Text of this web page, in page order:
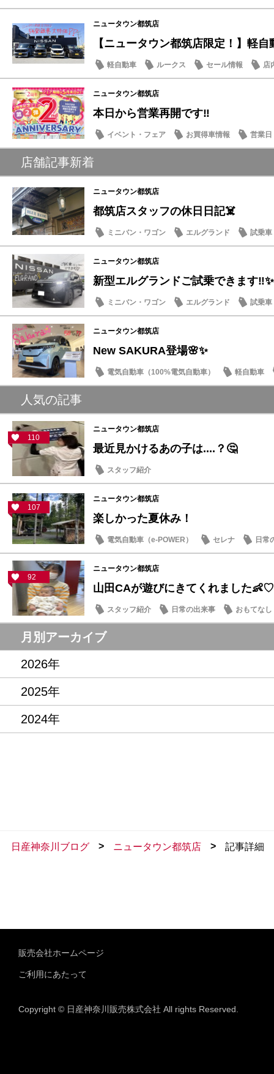
ニュータウン都筑店
【ニュータウン都筑店限定！】軽
軽自動車 ルークス セール情報 店
ニュータウン都筑店
本日から営業再開です‼️
イベント・フェア お買得車情報
営業日
日産のお店
店舗記事新着
ニュータウン都筑店
都筑店スタッフの休日日記☠️
ミニバン・ワゴン エルグランド
試乗車
豆知識
ニュータウン都筑店
新型エルグランドご試乗できます‼️✨
ミニバン・ワゴン エルグランド
試乗車
話題の情報
ニュータウン都筑店
New SAKURA登場🌸✨
電気自動車（100%電気自動車）
軽自動車
話題の情報
人気の記事
110
ニュータウン都筑店
最近見かけるあの子は....？🤔
スタッフ紹介
107
ニュータウン都筑店
楽しかった夏休み！
電気自動車（e-POWER） セレナ 日常
92
ニュータウン都筑店
山田CAが遊びにきてくれました👶♡
スタッフ紹介 日常の出来事 おもてなし
月別アーカイブ
2026年
2025年
2024年
日産神奈川ブログ > ニュータウン都筑店 > 記事詳細
販売会社ホームページ
ご利用にあたって
Copyright © 日産神奈川販売株式会社 All rights Reserved.